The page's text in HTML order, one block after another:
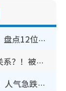
《爱·回家》隐形富豪卧虎藏龙！盘点12位财气逼人的有钱艺人：这位美女3亿身家不愁做
叶泓文拍拖一周年亲口否认情侣关系？！被质疑感情造假竟称GM“普通同事”
30岁男艺人低调宣布已秘密离巢！人气急跌变失踪人口：“这几年过得并不容易”